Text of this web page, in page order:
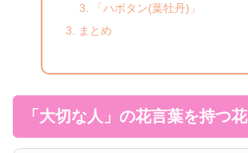
「ハボタン(葉牡丹)」
まとめ
「大切な人」の花言葉を持つ花